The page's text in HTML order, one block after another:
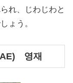
れ、じわじわと
ょう。
영재